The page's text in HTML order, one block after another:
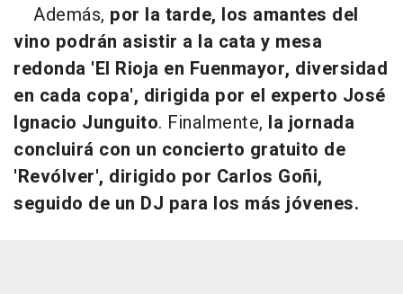
Además, por la tarde, los amantes del
vino podrán asistir a la cata y mesa
redonda 'El Rioja en Fuenmayor, diversidad
en cada copa', dirigida por el experto José
Ignacio Junguito. Finalmente, la jornada
concluirá con un concierto gratuito de
'Revólver', dirigido por Carlos Goñi,
seguido de un DJ para los más jóvenes.